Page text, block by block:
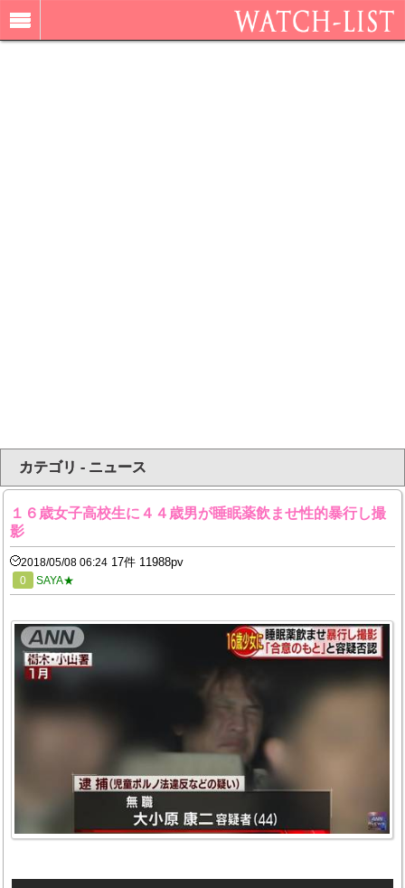
カテゴリ - ニュース
１６歳女子高校生に４４歳男が睡眠薬飲ませ性的暴行し撮
影
2018/05/08 06:24 17件 11988pv
0 SAYA★